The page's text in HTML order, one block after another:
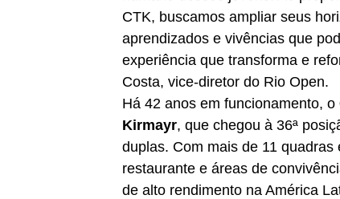
CTK, buscamos ampliar seus
aprendizados e vivências que
experiência que transforma e
Costa, vice-diretor do Rio Open.
Há 42 anos em funcionamento, o
Kirmayr, que chegou à 36ª
duplas. Com mais de 11
restaurante e áreas de
de alto rendimento na América